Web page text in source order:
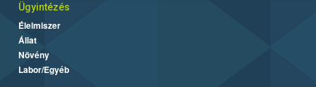
Ügyintézés
Élelmiszer
Állat
Növény
Labor/Egyéb